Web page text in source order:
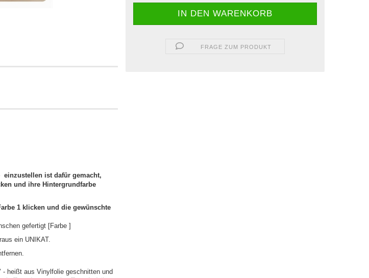
FRAGE ZUM PRODUKT
einzustellen ist dafür gemacht,
und ihre Hintergrundfarbe
1 klicken und die gewünschte
gefertigt [Farbe ]
ein UNIKAT.
- heißt aus Vinylfolie geschnitten und